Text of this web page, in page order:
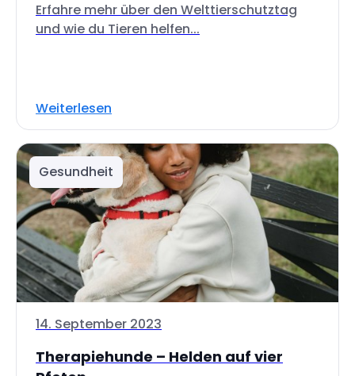
Erfahre mehr über den Welttierschutztag
und wie du Tieren helfen...
Weiterlesen
Gesundheit
14. September 2023
Therapiehunde – Helden auf vier